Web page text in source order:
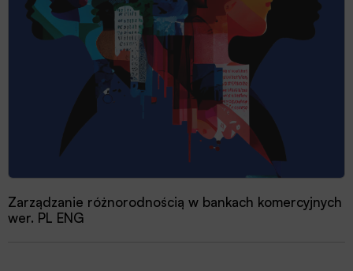
Zarządzanie różnorodnością w bankach komercyjnych
wer. PL ENG